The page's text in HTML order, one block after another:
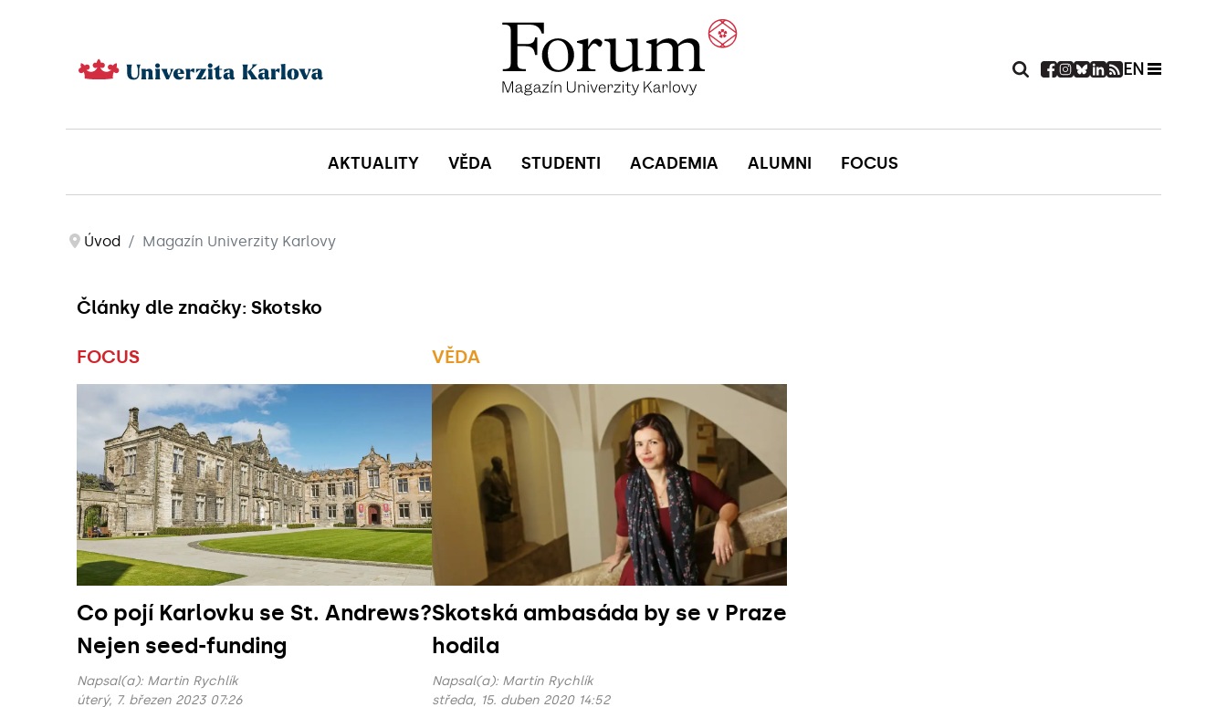
EN
AKTUALITY VĚDA STUDENTI ACADEMIA ALUMNI FOCUS
Úvod Magazín Univerzity Karlovy
Články dle značky: Skotsko
FOCUS
Co pojí Karlovku se St. Andrews?
Nejen seed-funding
Napsal(a): Martin Rychlík
úterý, 7. březen 2023 07:26
VĚDA
Skotská ambasáda by se v Praze
hodila
Napsal(a): Martin Rychlík
středa, 15. duben 2020 14:52